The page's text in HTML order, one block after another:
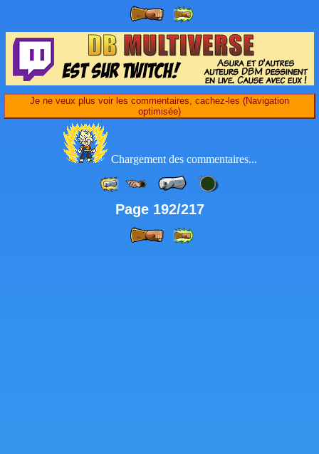
Je ne veux plus voir les commentaires, cachez-les (Navigation
optimisée)
Chargement des commentaires...
Page 192/217